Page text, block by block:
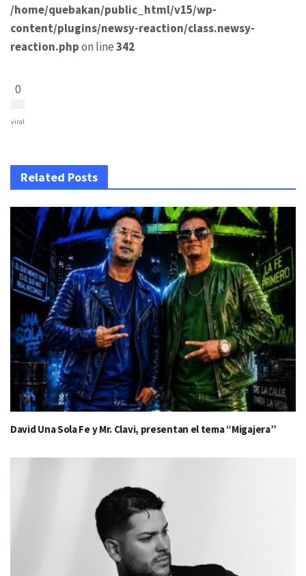
/home/quebakan/public_html/v15/wp-
content/plugins/newsy-reaction/class.newsy-
reaction.phpon line342
0
viral
Related Posts
David Una Sola Fe y Mr. Clavi, presentan el tema “Migajera”